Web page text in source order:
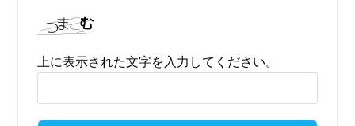
上に表示された文字を入力してください。